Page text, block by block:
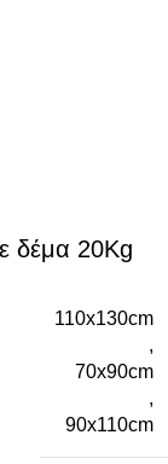
δέμα 20Kg
110x130cm
,
70x90cm
,
90x110cm